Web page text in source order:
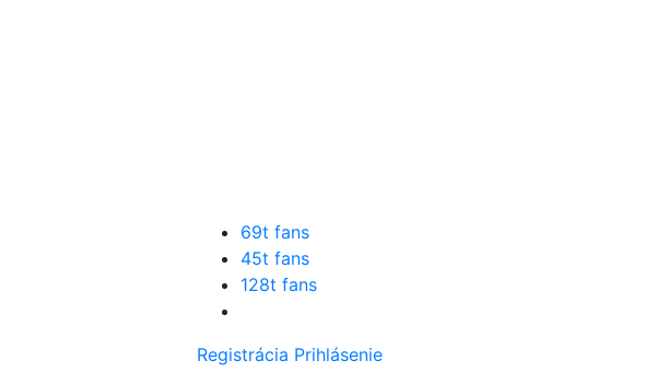
69t fans
45t fans
128t fans
Registrácia Prihlásenie